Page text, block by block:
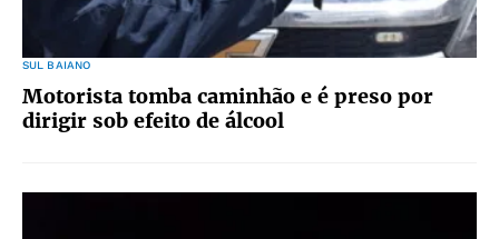
SUL BAIANO
Motorista tomba caminhão e é preso por
dirigir sob efeito de álcool